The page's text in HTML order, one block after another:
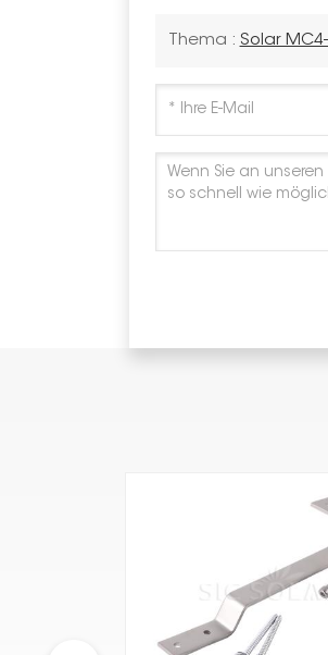
Thema : Solar